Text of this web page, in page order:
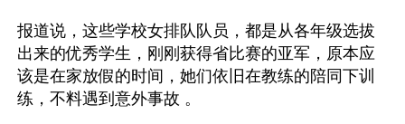
报道说，这些学校女排队队员，都是从各年级选拔
出来的优秀学生，刚刚获得省比赛的亚军，原本应
该是在家放假的时间，她们依旧在教练的陪同下训
练，不料遇到意外事故 。